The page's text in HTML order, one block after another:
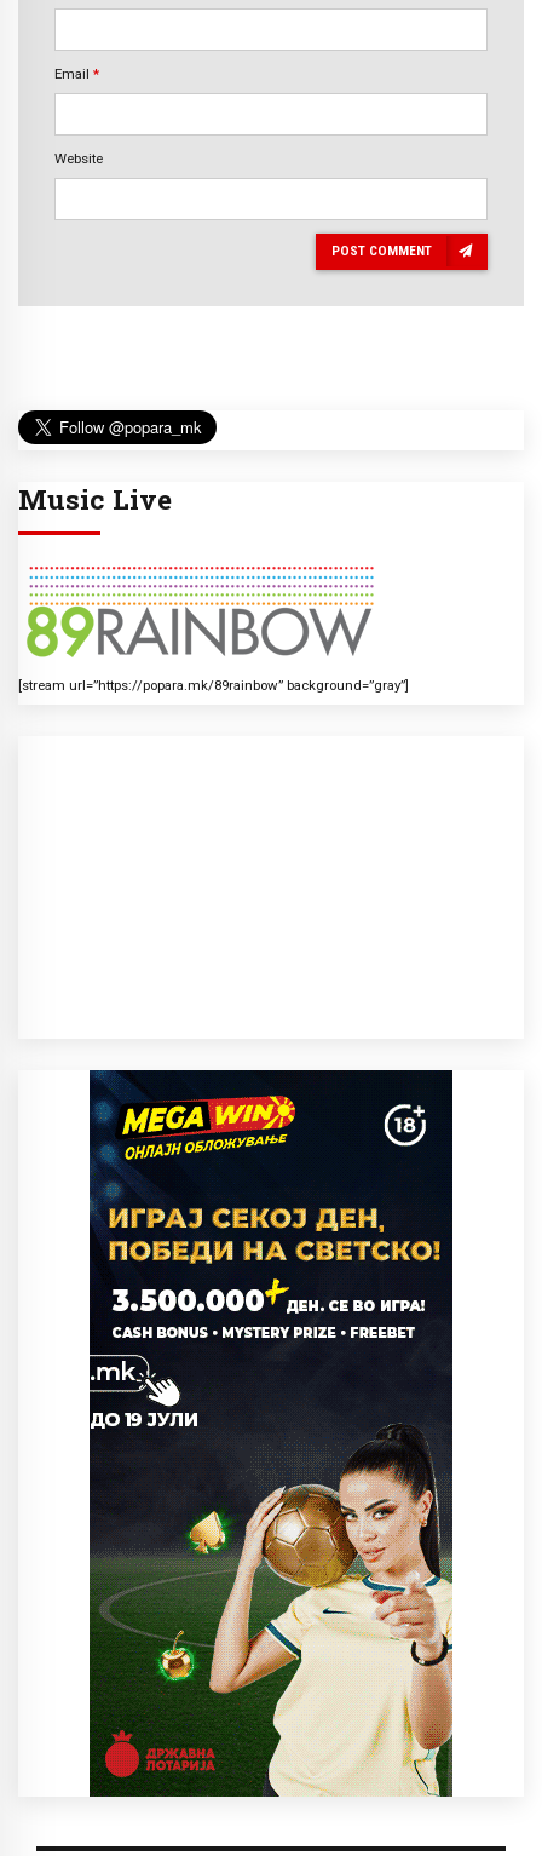
Email *
Website
POST COMMENT
Music Live
[stream url=”https://popara.mk/89rainbow” background=”gray”]